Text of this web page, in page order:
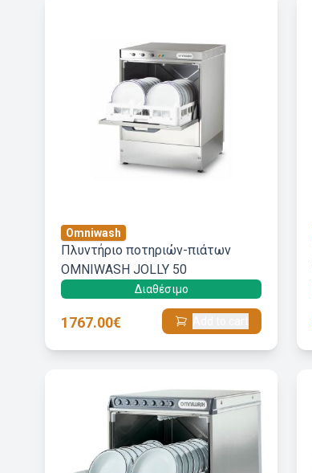
Omniwash
Πλυντήριο ποτηριών-πιάτων
OMNIWASH JOLLY 50
Διαθέσιμο
1767.00€